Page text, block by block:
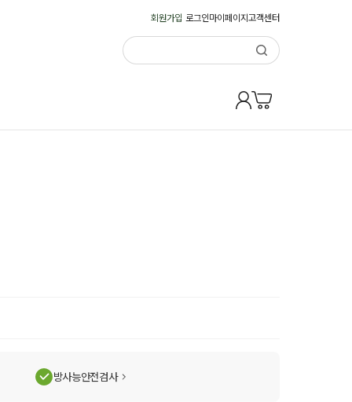
회원가입 로그인마이페이지 고객센터
방사능안전검사